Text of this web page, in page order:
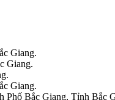
Giang.
Giang.
.
Giang.
Bắc Giang, Tỉnh Bắc